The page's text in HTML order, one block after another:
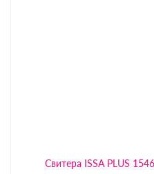
Свитера ISSA PLUS